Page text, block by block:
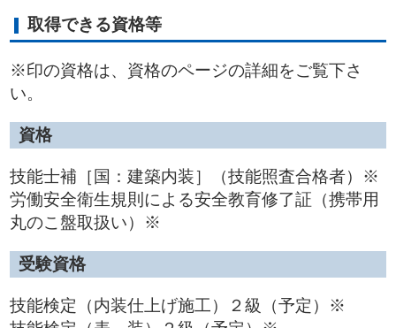
取得できる資格等
※印の資格は、資格のページの詳細をご覧下さ
い。
資格
技能士補［国：建築内装］（技能照査合格者）※
労働安全衛生規則による安全教育修了証（携帯用
丸のこ盤取扱い）※
受験資格
技能検定（内装仕上げ施工）２級（予定）※